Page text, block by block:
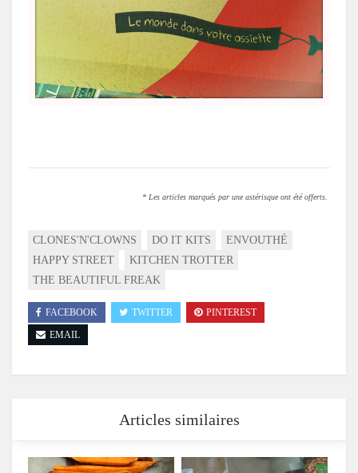
* Les articles marqués par une astérisque ont été offerts.
CLONES'N'CLOWNS DO IT KITS
ENVOUTHÉ
HAPPY STREET
KITCHEN TROTTER
THE BEAUTIFUL FREAK
FACEBOOK TWITTER
PINTEREST
EMAIL
Articles similaires